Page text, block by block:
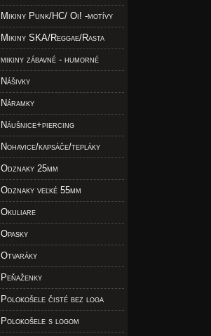
Mikiny Punk/HC/ Oi! -motívy
Mikiny SKA/Reggae/Rasta
mikiny zábavné - humorné
Nášivky
Náramky
Náušnice+piercing
Nohavice/kapsáče/tepláky
Odznaky 25mm
Odznaky veľké 55mm
Okuliare
Opasky
Otvaráky
Peňaženky
Polokošele čisté bez loga
Polokošele s logom